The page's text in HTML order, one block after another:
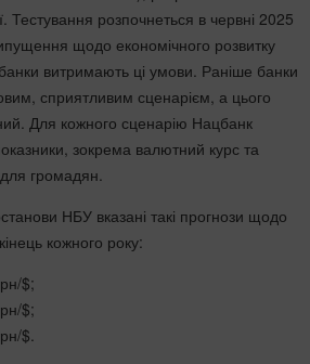
Тестування розпочнеться в червні 2025
щодо економічного розвитку
банки витримають ці умови. Раніше банки
сприятливим сценарієм, а цього
Для кожного сценарію Нацбанк
зокрема валютний курс та
громадян.
НБУ вказані такі прогнози щодо
кожного року:
$;
$;
$.